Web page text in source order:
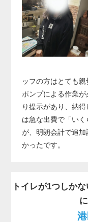
ッフの方はとても
ポンプによる作業
り提示があり、納
は急な出費で「い
が、明朗会計で追
かったです。
トイレが1つしか